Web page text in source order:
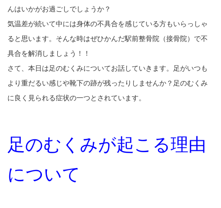
んはいかがお過ごしでしょうか？
気温差が続いて中には身体の不具合を感じている方もいらっしゃ
ると思います。そんな時はぜひかんだ駅前整骨院（接骨院）で不
具合を解消しましょう！！
さて、本日は足のむくみについてお話していきます。足がいつも
より重だるい感じや靴下の跡が残ったりしませんか？足のむくみ
に良く見られる症状の一つとされています。
足のむくみが起こる理由
について